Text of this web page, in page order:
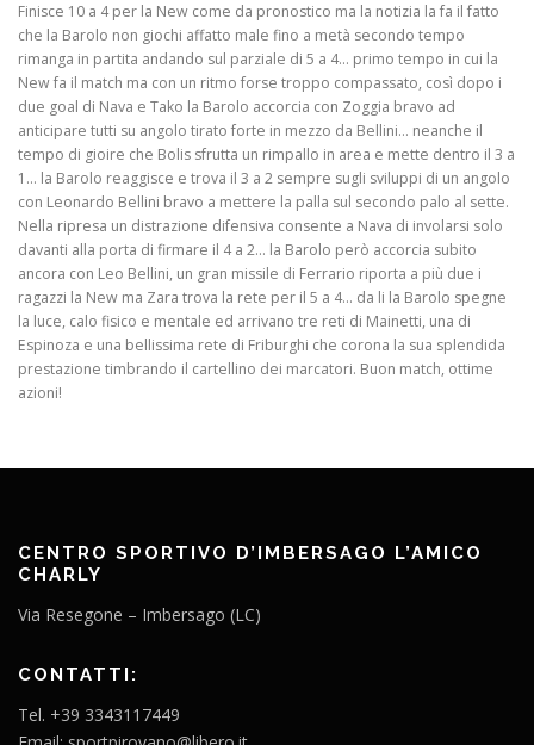
Finisce 10 a 4 per la New come da pronostico ma la notizia la fa il fatto
che la Barolo non giochi affatto male fino a metà secondo tempo
rimanga in partita andando sul parziale di 5 a 4… primo tempo in cui la
New fa il match ma con un ritmo forse troppo compassato, così dopo i
due goal di Nava e Tako la Barolo accorcia con Zoggia bravo ad
anticipare tutti su angolo tirato forte in mezzo da Bellini… neanche il
tempo di gioire che Bolis sfrutta un rimpallo in area e mette dentro il 3 a
1… la Barolo reaggisce e trova il 3 a 2 sempre sugli sviluppi di un angolo
con Leonardo Bellini bravo a mettere la palla sul secondo palo al sette.
Nella ripresa un distrazione difensiva consente a Nava di involarsi solo
davanti alla porta di firmare il 4 a 2… la Barolo però accorcia subito
ancora con Leo Bellini, un gran missile di Ferrario riporta a più due i
ragazzi la New ma Zara trova la rete per il 5 a 4… da li la Barolo spegne
la luce, calo fisico e mentale ed arrivano tre reti di Mainetti, una di
Espinoza e una bellissima rete di Friburghi che corona la sua splendida
prestazione timbrando il cartellino dei marcatori. Buon match, ottime
azioni!
CENTRO SPORTIVO D’IMBERSAGO L’AMICO
CHARLY
Via Resegone – Imbersago (LC)
CONTATTI:
Tel. +39 3343117449